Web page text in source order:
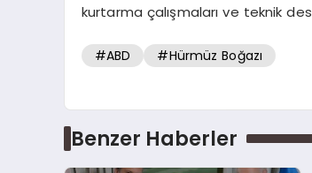
kurtarma çalışmaları ve teknik
#ABD #Hürmüz Boğazı
Benzer Haberler